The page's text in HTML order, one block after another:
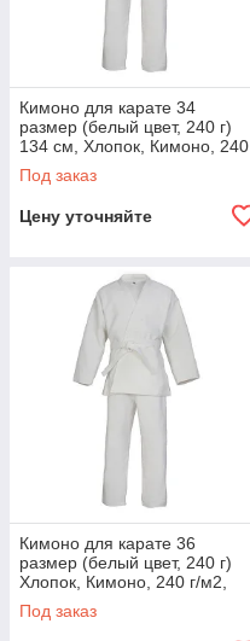
Кимоно для карате 34
размер (белый цвет, 240 г)
134 см, Хлопок, Кимоно, 240
г/м2, Карате
Под заказ
Цену уточняйте
Кимоно для карате 36
размер (белый цвет, 240 г)
Хлопок, Кимоно, 240 г/м2,
Карате
Под заказ